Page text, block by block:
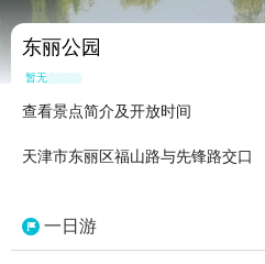
东丽公园
暂无点评
查看景点简介及开放时间
天津市东丽区福山路与先锋路交口
一日游